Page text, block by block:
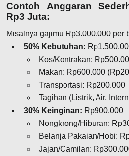
Contoh Anggaran
Rp3 Juta:
Misalnya gajimu Rp3.000.000 per
50% Kebutuhan:
Kos/Kontrakan:
Makan: Rp600.000
Transportasi: Rp200.000
Tagihan (Listrik, Air,
30% Keinginan: Rp900.000
Nongkrong/Hiburan:
Belanja Pakaian/Hobi:
Jajan/Camilan: